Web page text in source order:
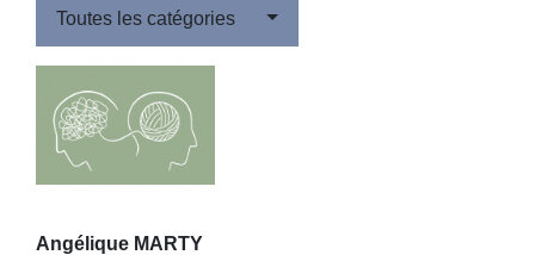
Toutes les catégories
Angélique MARTY